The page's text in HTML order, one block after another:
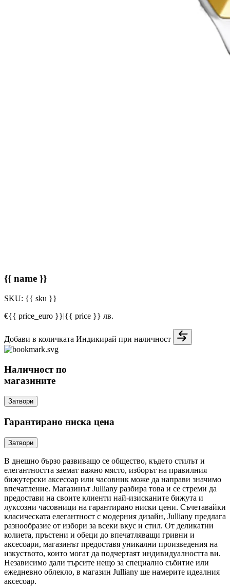
{{ name }}
SKU: {{ sku }}
€{{ price_euro }}|{{ price }} лв.
Добави в количката Индикирай при наличност
Наличност по
магазините
Затвори
Гарантирано ниска цена
Затвори
В днешно бързо развиващо се общество, където стилът и
елегантността заемат важно място, изборът на правилния
бижутерски аксесоар или часовник може да направи значимо
впечатление. Магазинът Julliany разбира това и се стреми да
предостави на своите клиенти най-изисканите бижута и
луксозни часовници на гарантирано ниски цени. Съчетавайки
класическата елегантност с модерния дизайн, Julliany предлага
разнообразие от избори за всеки вкус и стил. От деликатни
колиета, пръстени и обеци до впечатляващи гривни и
аксесоари, магазинът предоставя уникални произведения на
изкуството, които могат да подчертаят индивидуалността ви.
Независимо дали търсите нещо за специално събитие или
ежедневно облекло, в магазин Julliany ще намерите идеалния
аксесоар.